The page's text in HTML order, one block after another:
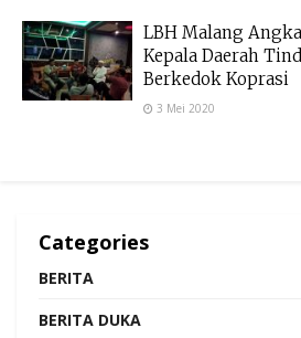
LBH Malang
Kepala Daerah
Berkedok Koprasi
3 Mei 2020
Categories
BERITA
BERITA DUKA